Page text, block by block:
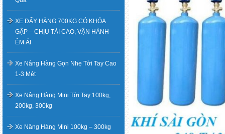
XE ĐẨY HÀNG 700KG CÓ KHÓA
GẬP – CHỊU TẢI CAO, VẬN HÀNH
ÊM ÁI
Xe Nâng Hàng Gọn Nhẹ Tời Tay Cao
1-3 Mét
Xe Nâng Hàng Mini Tời Tay 100kg,
200kg, 300kg
Xe Nâng Hàng Mini 100kg – 300kg